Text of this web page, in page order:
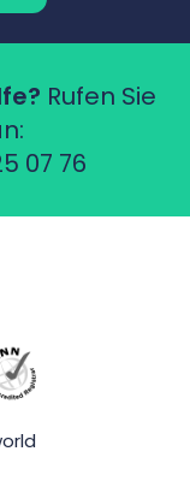
Rufen Sie
07 76